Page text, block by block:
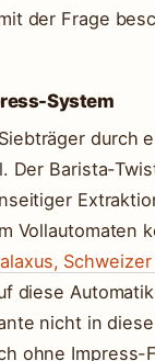
der Frage
System
durch
Barista-
Vollautomaten
diese
nicht in
ohne